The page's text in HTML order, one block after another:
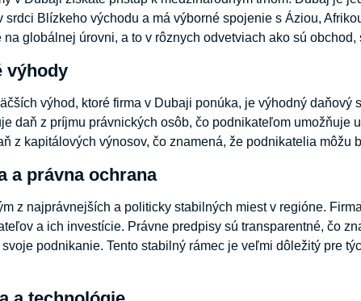
srdci Blízkeho východu a má výborné spojenie s Áziou,
globálnej úrovni, a to v rôznych odvetviach ako sú
výhody
výhod, ktoré firma v Dubaji ponúka, je výhodný
daň z príjmu právnických osôb, čo podnikateľom umožňuje
z kapitálových výnosov, čo znamená, že podnikatelia môžu
a právna ochrana
z najprávnejších a politicky stabilných miest v regióne.
a ich investície. Právne predpisy sú transparentné, čo
podnikanie. Tento stabilný rámec je veľmi dôležitý pre